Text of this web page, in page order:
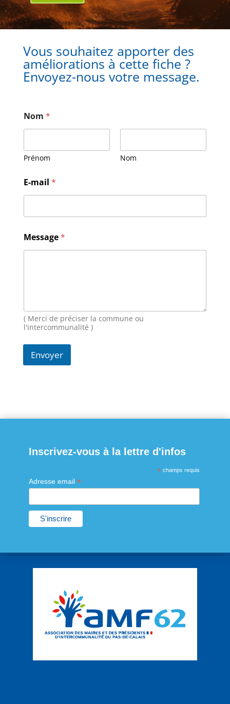
Vous souhaitez apporter des
améliorations à cette fiche ?
Envoyez-nous votre message.
Nom *
Prénom Nom
e
s
a
e
N
o
i
l
E-mail *
Message*
( Merci de préciser la commune ou
l'intercommunalité )
Envoyer
Inscrivez-vous à la lettre d'infos
* champs requis
Adresse email *